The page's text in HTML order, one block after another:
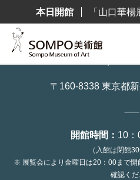
テ
本日開館 「山口華
〒160-8338 東京都
開館時間： 10：
（入館は閉館
※ 展覧会により金曜日は20：00まで開
確認く